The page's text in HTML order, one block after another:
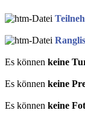
Es können keine
Es können keine
Es können keine